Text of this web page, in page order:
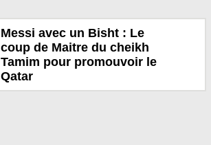
Messi avec un Bisht : Le
coup de Maitre du cheikh
Tamim pour promouvoir le
Qatar